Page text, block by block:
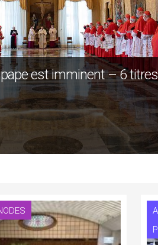
est imminent – 6